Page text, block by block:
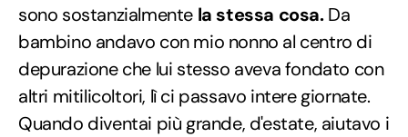
sono sostanzialmente la stessa cosa.Da
bambino andavo con mio nonno al centro di
depurazione che lui stesso aveva fondato con
altri mitilicoltori, lì ci passavo intere giornate.
Quando diventai più grande, d'estate, aiutavo i